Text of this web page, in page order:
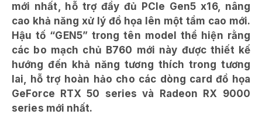
mới nhất, hỗ trợ đầy đủ PCIe Gen5 x16, nâng
cao khả năng xử lý đồ họa lên một tầm cao mới.
Hậu tố “GEN5” trong tên model thể hiện rằng
các bo mạch chủ B760 mới này được thiết kế
hướng đến khả năng tương thích trong tương
lai, hỗ trợ hoàn hảo cho các dòng card đồ họa
GeForce RTX 50 series và Radeon RX 9000
series mới nhất.